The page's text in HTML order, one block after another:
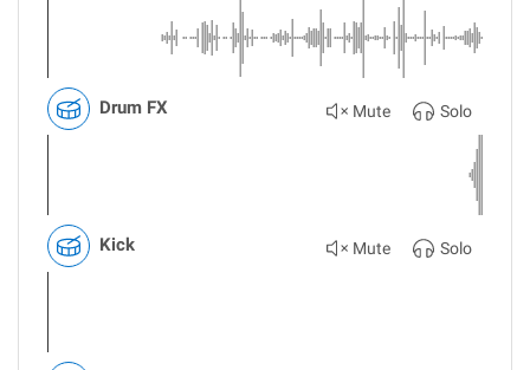
Drum FX Mute Solo
Kick Mute Solo